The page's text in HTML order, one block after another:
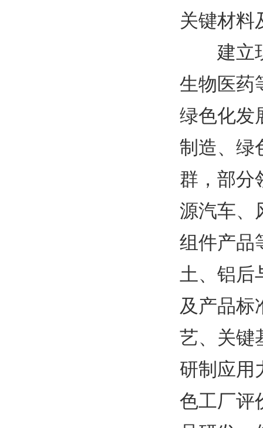
关键材料
建立
生物医药
绿色化发
制造、绿
群，部分
源汽车、
组件产品
土、铝后
及产品标
艺、关键
研制应用
色工厂评